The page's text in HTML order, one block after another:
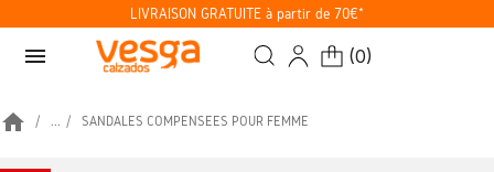
LIVRAISON GRATUITE à partir de 70€*
menu (0)
home ... SANDALES COMPENSÉES POUR FEMME